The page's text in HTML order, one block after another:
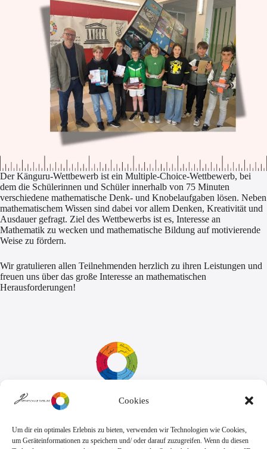
Cookies
Um dir ein optimales Erlebnis zu bieten, verwenden wir Technologien wie Cookies,
um Geräteinformationen zu speichern und/ oder darauf zuzugreifen. Wenn du diesen
Der Känguru-Wettbewerb ist ein Multiple-Choice-Wettbewerb, bei
dem die Schülerinnen und Schüler innerhalb von 75 Minuten
verschiedene mathematische Denk- und Knobelaufgaben lösen. Neben
mathematischem Wissen sind dabei vor allem Denken, Kreativität und
Ausdauer gefragt. Ziel des Wettbewerbs ist es, Interesse an
Mathematik zu wecken und mathematische Bildung auf motivierende
Weise zu fördern.
Wir gratulieren allen Teilnehmenden herzlich zu ihren Leistungen und
freuen uns über das große Interesse an mathematischen
Herausforderungen!
Sekretariat:
Freitag: 7.45 Uhr bis 13.00 Uhr
E-Mail:
Telefon